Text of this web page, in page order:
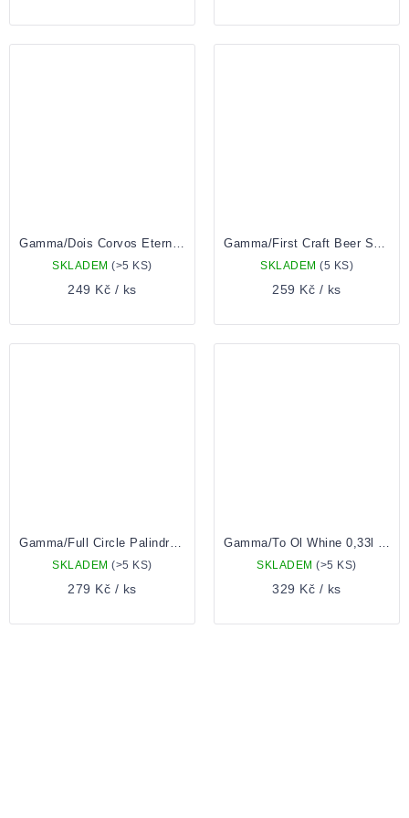
Gamma/Dois Corvos Eternal Flux 0,33l Plechovka
SKLADEM(>5 KS)
249 Kč / ks
Gamma/First Craft Beer System Business 0,44l Plechovka
SKLADEM (5 KS)
259 Kč / ks
Gamma/Full Circle Palindrome 0,44 Plechovka
SKLADEM(>5 KS)
279 Kč / ks
Gamma/To Ol Whine 0,33l Plechovka
SKLADEM(>5 KS)
329 Kč / ks